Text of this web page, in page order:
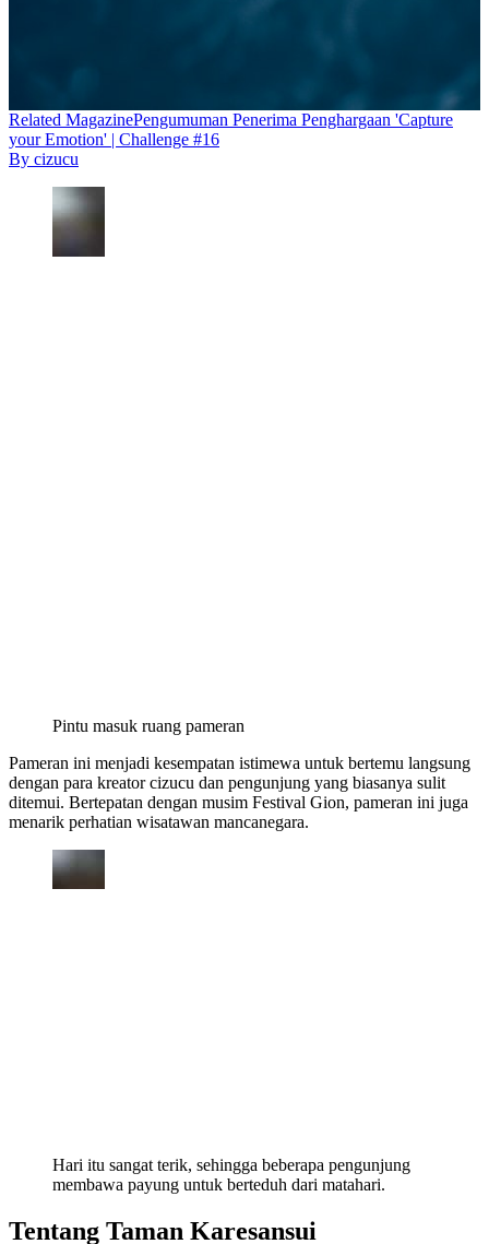
Related MagazinePengumuman Penerima Penghargaan 'Capture
your Emotion' | Challenge #16
By cizucu
Pintu masuk ruang pameran
Pameran ini menjadi kesempatan istimewa untuk bertemu langsung
dengan para kreator cizucu dan pengunjung yang biasanya sulit
ditemui. Bertepatan dengan musim Festival Gion, pameran ini juga
menarik perhatian wisatawan mancanegara.
Hari itu sangat terik, sehingga beberapa pengunjung
membawa payung untuk berteduh dari matahari.
Tentang Taman Karesansui